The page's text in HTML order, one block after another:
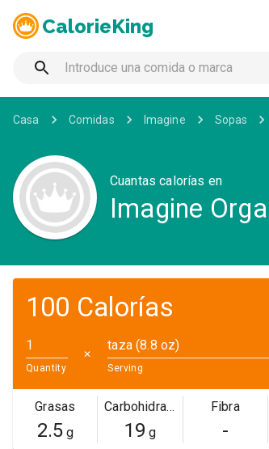
CalorieKing
Casa Comidas Imagine Sopas
Cuantas calorías en
Imagine
100 Calorías
Quantity
✕
taza (8.8 oz)
Serving
Grasas
2.5g
Carbohidratos
19 g
Fibra
-